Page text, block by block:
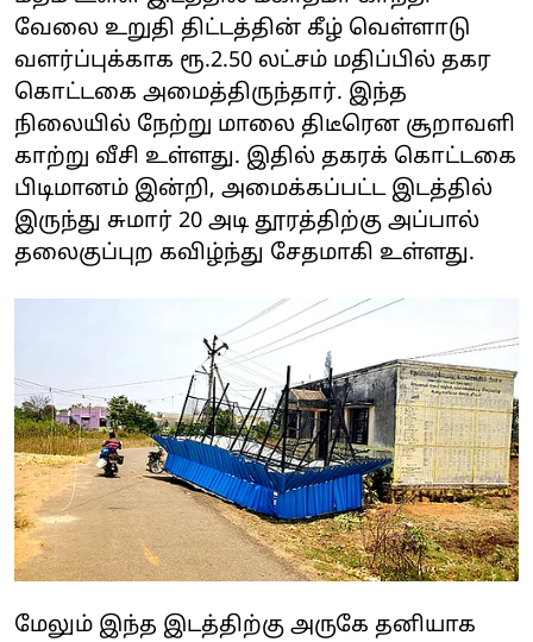
வேலை உறுதி திட்டத்தின் கீழ் வெள்ளாடு
வளர்ப்புக்காக ரூ.2.50 லட்சம் மதிப்பில் தகர
கொட்டகை அமைத்திருந்தார். இந்த
நிலையில் நேற்று மாலை திடீரென சூறாவளி
காற்று வீசி உள்ளது. இதில் தகரக் கொட்டகை
பிடிமானம் இன்றி, அமைக்கப்பட்ட இடத்தில்
இருந்து சுமார் 20 அடி தூரத்திற்கு அப்பால்
தலைகுப்புற கவிழ்ந்து சேதமாகி உள்ளது.
மேலும் இந்த இடத்திற்கு அருகே தனியாக